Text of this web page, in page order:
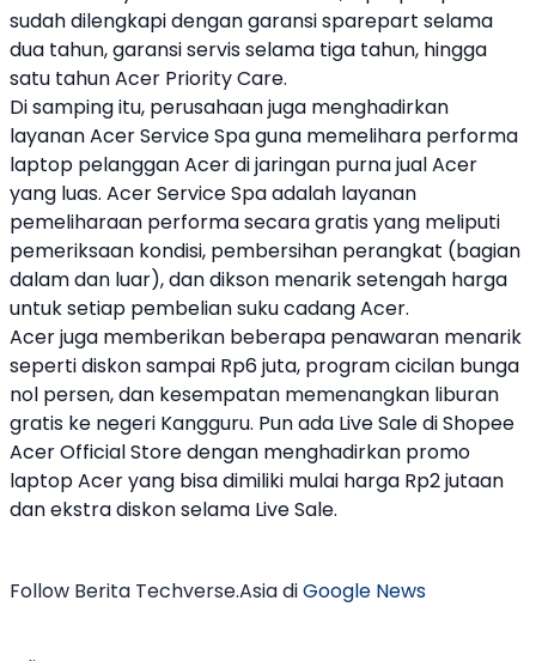
sudah dilengkapi dengan garansi sparepart selama
dua tahun, garansi servis selama tiga tahun, hingga
satu tahunAcer Priority Care.
Di samping itu, perusahaan juga menghadirkan
layananAcerService Spa guna memelihara performa
laptop pelangganAcerdi jaringan purna jualAcer
yang luas. AcerService Spa adalah layanan
pemeliharaan performa secara gratis yang meliputi
pemeriksaan kondisi, pembersihan perangkat (bagian
dalam dan luar), dan dikson menarik setengah harga
untuk setiap pembelian suku cadangAcer.
Acerjuga memberikan beberapa penawaran menarik
seperti diskon sampai Rp6 juta, program cicilan bunga
nol persen, dan kesempatan memenangkan liburan
gratis ke negeri Kangguru. Pun ada Live Sale di Shopee
AcerOfficial Store dengan menghadirkan promo
laptopAceryang bisa dimiliki mulai harga Rp2 jutaan
dan ekstra diskon selama Live Sale.
Follow Berita Techverse.Asia diGoogle News